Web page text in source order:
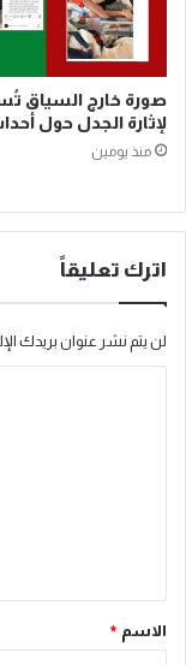
صورة خارج السياق
لإثارة الجدل حول
منذ يومين
اترك تعليقاً
لن يتم نشر عنوان بريدك
ق
*
الاسم *